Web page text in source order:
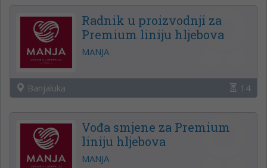
Radnik u proizvodnji za
Premium liniju hljebova
MANJA
Banjaluka 14
Vođa smjene za Premium
liniju hljebova
MANJA